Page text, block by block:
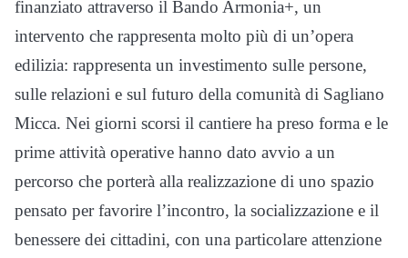
finanziato attraverso il Bando Armonia+, un
intervento che rappresenta molto più di un’opera
edilizia: rappresenta un investimento sulle persone,
sulle relazioni e sul futuro della comunità di Sagliano
Micca. Nei giorni scorsi il cantiere ha preso forma e le
prime attività operative hanno dato avvio a un
percorso che porterà alla realizzazione di uno spazio
pensato per favorire l’incontro, la socializzazione e il
benessere dei cittadini, con una particolare attenzione